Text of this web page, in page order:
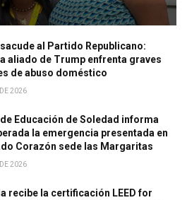
al Partido Republicano:
aliado de Trump enfrenta graves
de abuso doméstico
2026
Educación de Soledad informa
la emergencia presentada en
Corazón sede las Margaritas
2026
recibe la certificación LEED for